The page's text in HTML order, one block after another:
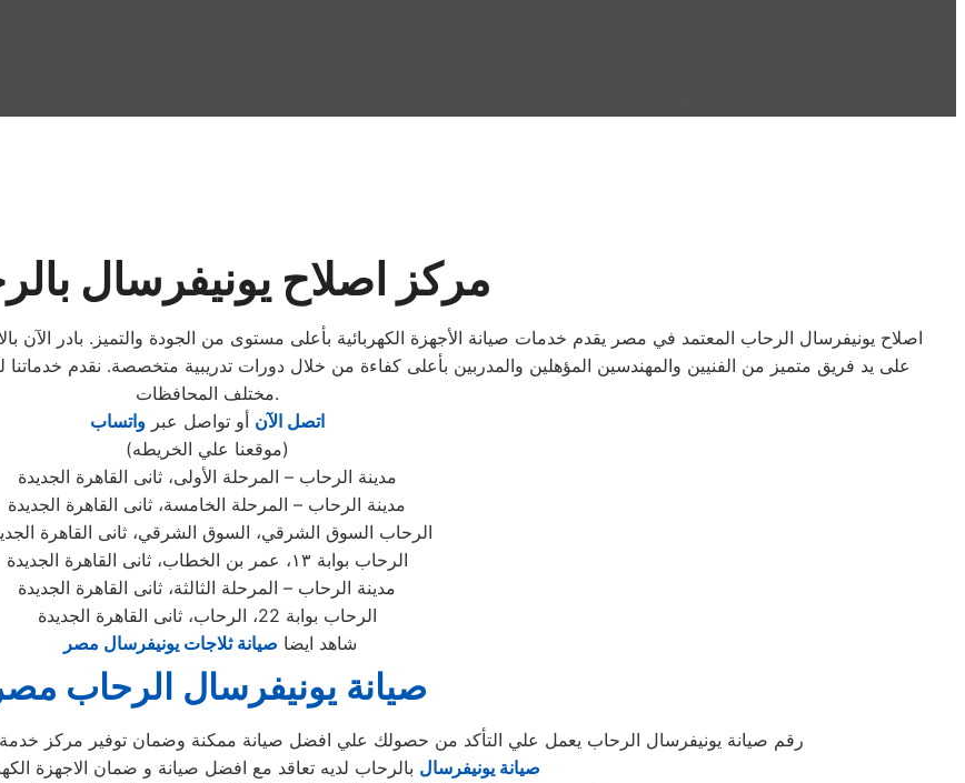
مركز اصلاح يونيفرسال
اصلاح يونيفرسال الرحاب المعتمد في مصر يقدم خدمات صيانة الأجهزة الكهربائية بأعلى مستوى من الجودة والتميز. بادر الآن
على يد فريق متميز من الفنيين والمهندسين المؤهلين والمدربين بأعلى كفاءة من خلال دورات تدريبية متخصصة. نقدم خدماتنا
مختلف المحافظات.
اتصل الآن أو تواصل عبرواتساب
(موقعنا علي الخريطه)
مدينة الرحاب – المرحلة الأولى، ثانى القاهرة الجديدة
مدينة الرحاب – المرحلة الخامسة، ثانى القاهرة الجديدة
الرحاب السوق الشرقي، السوق الشرقي، ثانى القاهرة
الرحاب بوابة ١٣، عمر بن الخطاب، ثانى القاهرة الجديدة
مدينة الرحاب – المرحلة الثالثة، ثانى القاهرة الجديدة
الرحاب بوابة 22، الرحاب، ثانى القاهرة الجديدة
شاهد ايضا صيانة ثلاجات يونيفرسال مصر
صيانة يونيفرسال الرحاب
رقم صيانة يونيفرسال الرحاب يعمل علي التأكد من حصولك علي افضل صيانة ممكنة وضمان توفير مركز
صيانة يونيفرسال بالرحاب لديه تعاقد مع افضل صيانة و ضمان الاجهزة